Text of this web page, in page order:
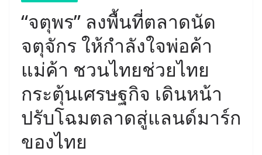
“จตุพร” ลงพื้นที่ตลาดนัด
จตุจักร ให้กำลังใจพ่อค้า
แม่ค้า ชวนไทยช่วยไทย
กระตุ้นเศรษฐกิจ เดินหน้า
ปรับโฉมตลาดสู่แลนด์มาร์ก
ของไทย